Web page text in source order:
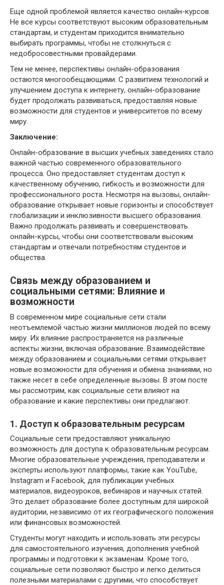
Еще одной проблемой является качество онлайн-курсов.
Не все курсы соответствуют высоким образовательным
стандартам, и студентам приходится внимательно
выбирать программы, чтобы не столкнуться с
недобросовестными провайдерами.
Тем не менее, перспективы онлайн-образования
остаются многообещающими. С развитием технологий и
улучшением доступа к интернету, онлайн-образование
будет продолжать развиваться, предоставляя новые
возможности для студентов и университетов по всему
миру.
Заключение:
Онлайн-образование в высших учебных заведениях стало
важной частью современного образовательного
процесса. Оно предоставляет студентам доступ к
качественному обучению, гибкость и возможности для
профессионального роста. Несмотря на вызовы, онлайн-
образование открывает новые горизонты и способствует
глобализации и инклюзивности высшего образования.
Важно продолжать развивать и совершенствовать
онлайн-курсы, чтобы они соответствовали высоким
стандартам и отвечали потребностям студентов и
общества.
Связь между образованием и
социальными сетями: Влияние и
возможности
В современном мире социальные сети стали
неотъемлемой частью жизни миллионов людей по всему
миру. Их влияние распространяется на различные
аспекты жизни, включая образование. Взаимодействие
между образованием и социальными сетями открывает
новые возможности для обучения и обмена знаниями, но
также несет в себе определенные вызовы. В этом посте
мы рассмотрим, как социальные сети влияют на
образование и какие перспективы они предлагают.
1. Доступ к образовательным ресурсам
Социальные сети предоставляют уникальную
возможность для доступа к образовательным ресурсам.
Многие образовательные учреждения, преподаватели и
эксперты используют платформы, такие как YouTube,
Instagram и Facebook, для публикации учебных
материалов, видеоуроков, вебинаров и научных статей.
Это делает образование более доступным для широкой
аудитории, независимо от их географического положения
или финансовых возможностей.
Студенты могут находить и использовать эти ресурсы
для самостоятельного изучения, дополнения учебной
программы и подготовки к экзаменам. Кроме того,
социальные сети позволяют быстро и легко делиться
полезными материалами с другими, что способствует